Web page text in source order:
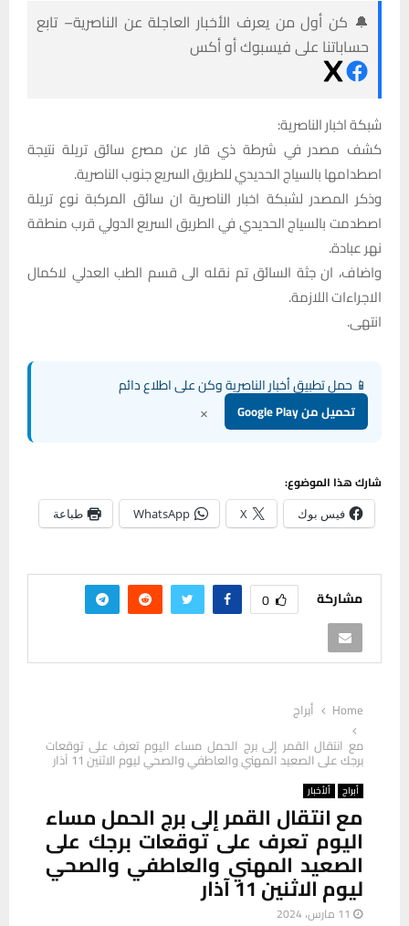
🔔 كن أول من يعرف الأخبار العاجلة عن الناصرية– تابع
حساباتنا على فيسبوك أو أكس
شبكة اخبار الناصرية:
كشف مصدر في شرطة ذي قار عن مصرع سائق تريلة نتيجة
اصطدامها بالسياج الحديدي للطريق السريع جنوب الناصرية.
وذكر المصدر لشبكة اخبار الناصرية ان سائق المركبة نوع تريلة
اصطدمت بالسياج الحديدي في الطريق السريع الدولي قرب منطقة
نهر عبادة.
واضاف، ان جثة السائق تم نقله الى قسم الطب العدلي لاكمال
الاجراءات اللازمة.
انتهى.
📱 حمل تطبيق أخبار الناصرية وكن على اطلاع دائم
تحميل من Google Play ×
شارك هذا الموضوع:
فيس بوك X
WhatsApp طباعة
مشاركة 0
Home
أبراج
مع انتقال القمر إلى برج الحمل مساء اليوم تعرف على توقعات
برجك على الصعيد المهني والعاطفي والصحي ليوم الاثنين 11 آذار
أبراج ألأخبار
مع انتقال القمر إلى برج الحمل مساء
اليوم تعرف على توقعات برجك على
الصعيد المهني والعاطفي والصحي
ليوم الاثنين 11 آذار
11 مارس، 2024